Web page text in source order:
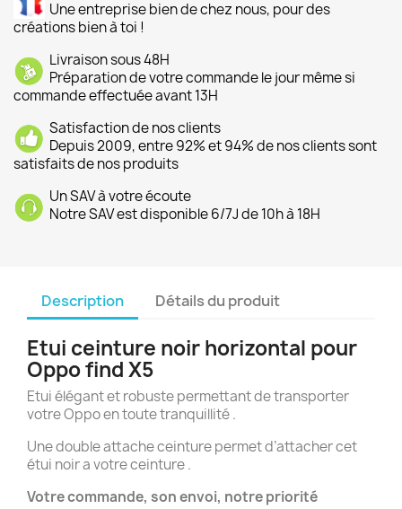
Une entreprise bien de chez nous, pour des
créations bien à toi !
Livraison sous 48H
Préparation de votre commande le jour même si
commande effectuée avant 13H
Satisfaction de nos clients
Depuis 2009, entre 92% et 94% de nos clients sont
satisfaits de nos produits
Un SAV à votre écoute
Notre SAV est disponible 6/7J de 10h à 18H
Description Détails du produit
Etui ceinture noir horizontal pour
Oppo find X5
Etui élégant et robuste permettant de transporter
votre Oppo en toute tranquillité .
Une double attache ceinture permet d’attacher cet
étui noir a votre ceinture .
Votre commande, son envoi, notre priorité